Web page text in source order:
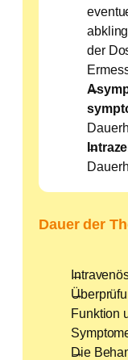
der
Dauer der
Funktion
Die